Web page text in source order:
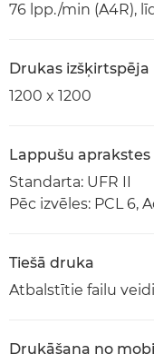
76 lpp./min (A4R),
Drukas izšķirtspēja
1200 x 1200
Lappušu aprakstes
Standarta: UFR II
Pēc izvēles: PCL 6,
Tiešā druka
Atbalstītie failu veidi:
Drukāšana no